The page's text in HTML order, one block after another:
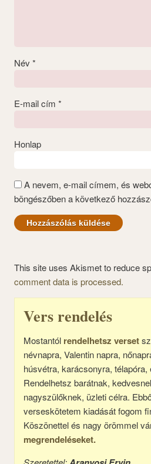
Név *
E-mail cím *
Honlap
A nevem, e-mail címem, és
böngészőben a következő
This site uses Akismet to reduce
comment data is processed.
Vers rendelés
Mostantól rendelhetsz verset
névnapra, Valentin napra,
húsvétra, karácsonyra, télapóra,
Rendelhetsz barátnak,
nagyszülőknek, üzleti célra.
verseskötetem kiadását fogom
Köszönettel és nagy örömmel
megrendeléseket.